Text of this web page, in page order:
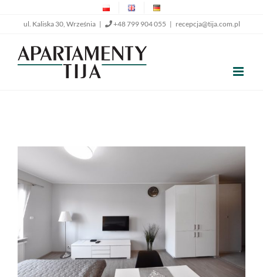
zawartości
ul. Kaliska 30, Września | +48 799 904 055 | recepcja@tija.com.pl